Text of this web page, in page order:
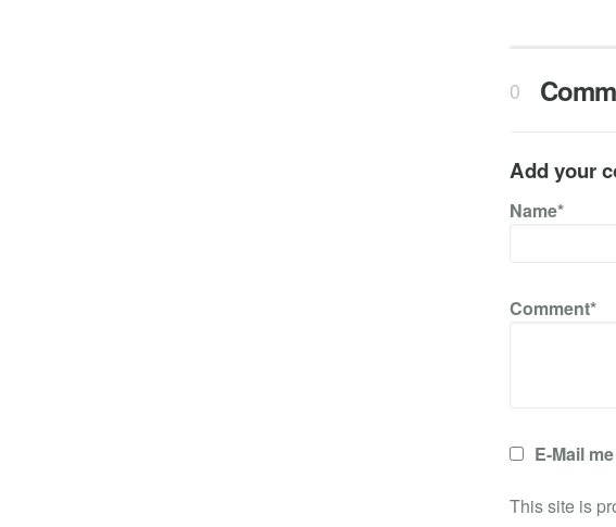
0
Add your
Name*
Comment*
E-Mail
This site is